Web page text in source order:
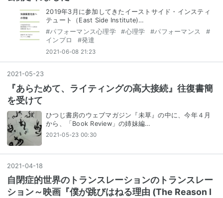
2019年3月に参加してきたイーストサイド・インスティ
テュート（East Side Institute)…
#パフォーマンス心理学 #心理学 #パフォーマンス
#
インプロ
#発達
2021-06-08 21:23
2021 -05-23
『あらためて、ライティングの高大接続』往復書簡
を受けて
ひつじ書房のウェブマガジン『未草』の中に、今年４月
から、「Book Review」の姉妹編…
2021-05-23 00:30
2021-04-18
自閉症的世界のトランスレーションのトランスレー
ション～映画『僕が跳びはねる理由 (The Reason I